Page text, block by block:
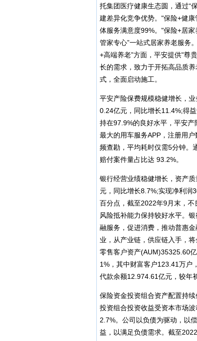
托集团医疗健康生态圆，通过“
建差异化竞争优势。"保险+健
体服务满意度99%。"保险+居家
管家专心”一站式居家养老服务
+高端养老”方面，平安提供"尊
长的需求，致力于开拓高品质
式，全面启动施工。
平安产险保费规模稳健增长，
0.24亿元，同比增长11.4%;得
持在97.9%的良好水平，平安
最大的用车服务APP，注册用
频查勘，平均耗时仅需5分钟。
赔付案件量占比达 93.2%。
银行经营业绩稳健增长，资产
元，同比增长8.7%;实现净利润
百分点，截至2022年9月末，不
风险抵补能力保持较好水平。
融服务，促进消费，推动普惠
业，从产业链，供应链入手，
零售客户资产(AUM)35325.60
1%，其中财富客户123.41万户
代款余额12.974.61亿元，较年
保险资金投资组合资产配置持
投资组合投资收益受资本市场
2.7%。公司以负债为驱动，以
益，以满足负债需求。截至